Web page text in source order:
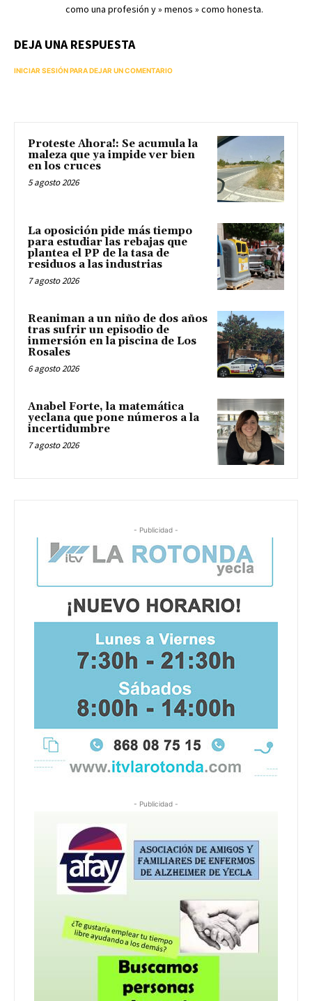
como una profesión y » menos » como honesta.
DEJA UNA RESPUESTA
INICIAR SESIÓN PARA DEJAR UN COMENTARIO
Proteste Ahora!: Se acumula la
maleza que ya impide ver bien
en los cruces
5 agosto 2026
La oposición pide más tiempo
para estudiar las rebajas que
plantea el PP de la tasa de
residuos a las industrias
7 agosto 2026
Reaniman a un niño de dos años
tras sufrir un episodio de
inmersión en la piscina de Los
Rosales
6 agosto 2026
Anabel Forte, la matemática
yeclana que pone números a la
incertidumbre
7 agosto 2026
- Publicidad -
- Publicidad -